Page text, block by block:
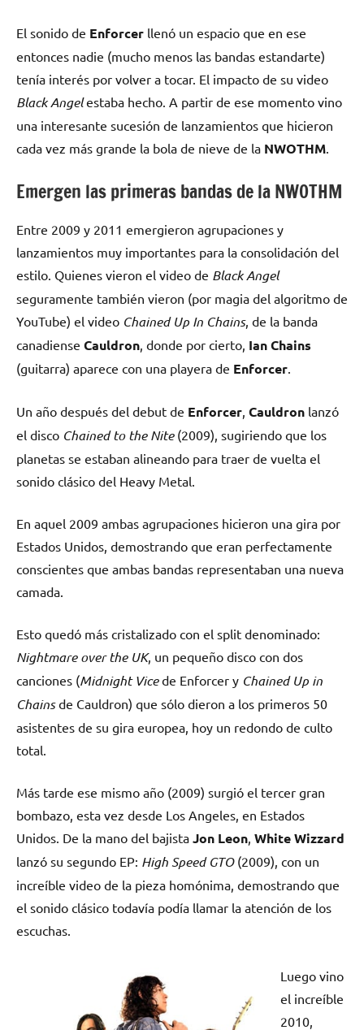
El sonido de Enforcer llenó un espacio que en ese
entonces nadie (mucho menos las bandas estandarte)
tenía interés por volver a tocar. El impacto de su video
Black Angelestaba hecho. A partir de ese momento vino
una interesante sucesión de lanzamientos que hicieron
cada vez más grande la bola de nieve de la NWOTHM.
Emergen las primeras bandas de la NWOTHM
Entre 2009 y 2011 emergieron agrupaciones y
lanzamientos muy importantes para la consolidación del
estilo. Quienes vieron el video de Black Angel
seguramente también vieron (por magia del algoritmo de
YouTube) el video Chained Up In Chains, de la banda
canadiense Cauldron , donde por cierto, Ian Chains
(guitarra) aparece con una playera de Enforcer
Un año después del debut de Enforcer Cauldron lanzó
el disco Chained to the Nite(2009), sugiriendo que los
planetas se estaban alineando para traer de vuelta el
sonido clásico del Heavy Metal.
En aquel 2009 ambas agrupaciones hicieron una gira por
Estados Unidos, demostrando que eran perfectamente
conscientes que ambas bandas representaban una nueva
camada.
Esto quedó más cristalizado con el split denominado:
Nightmare over the UK, un pequeño disco con dos
canciones (Midnight Vicede Enforcer y Chained Up in
Chainsde Cauldron) que sólo dieron a los primeros 50
asistentes de su gira europea, hoy un redondo de culto
total.
Más tarde ese mismo año (2009) surgió el tercer gran
bombazo, esta vez desde Los Angeles, en Estados
Unidos. De la mano del bajista Jon Leon White Wizzard
lanzó su segundo EP: High Speed GTO(2009), con un
increíble video de la pieza homónima, demostrando que
el sonido clásico todavía podía llamar la atención de los
escuchas.
Luego vino
el increíble
2010,